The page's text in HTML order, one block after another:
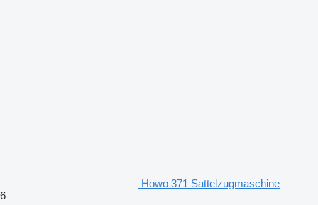
Howo 371 Sattelzugmaschine
6